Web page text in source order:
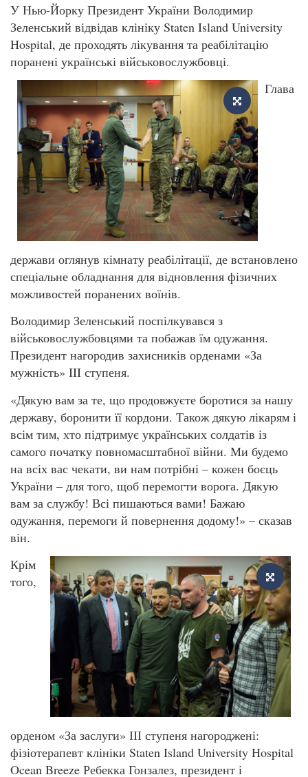
У Нью-Йорку Президент України Володимир
Зеленський відвідав клініку Staten Island University
Hospital, де проходять лікування та реабілітацію
поранені українські військовослужбовці.
Глава
держави оглянув кімнату реабілітації, де встановлено
спеціальне обладнання для відновлення фізичних
можливостей поранених воїнів.
Володимир Зеленський поспілкувався з
військовослужбовцями та побажав їм одужання.
Президент нагородив захисників орденами «За
мужність» III ступеня.
«Дякую вам за те, що продовжуєте боротися за нашу
державу, боронити її кордони. Також дякую лікарям і
всім тим, хто підтримує українських солдатів із
самого початку повномасштабної війни. Ми будемо
на всіх вас чекати, ви нам потрібні – кожен боєць
України – для того, щоб перемогти ворога. Дякую
вам за службу! Всі пишаються вами! Бажаю
одужання, перемоги й повернення додому!» – сказав
він.
Крім
того,
орденом «За заслуги» ІІІ ступеня нагороджені:
фізіотерапевт клініки Staten Island University Hospital
Ocean Breeze Ребекка Гонзалез, президент і